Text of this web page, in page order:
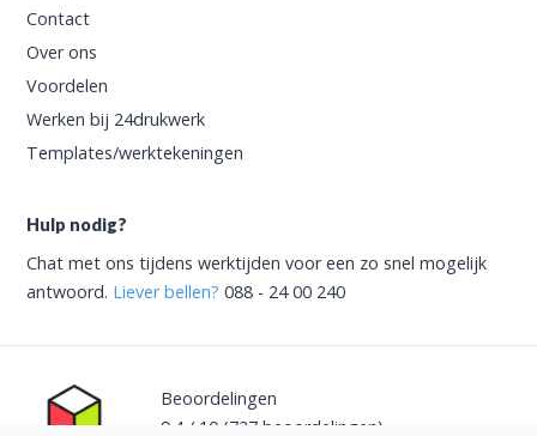
Contact
Over ons
Voordelen
Werken bij 24drukwerk
Templates/werktekeningen
Hulp nodig?
Chat met ons tijdens werktijden voor een zo snel mogelijk
antwoord. Liever bellen? 088 - 24 00 240
Beoordelingen
9.4 / 10 (727 beoordelingen)